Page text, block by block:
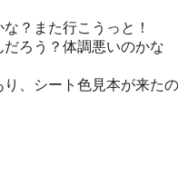
？また行こうっと！
ろう？体調悪いのかな
、シート色見本が来た